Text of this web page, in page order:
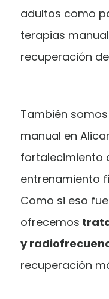
adultos como
terapias
recuperación
También
manual en
fortalecimiento
entrenamiento
Como si eso
ofrecemos
y
recuperación